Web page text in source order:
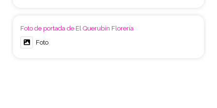
Foto de portada de El Querubín Florería
Foto